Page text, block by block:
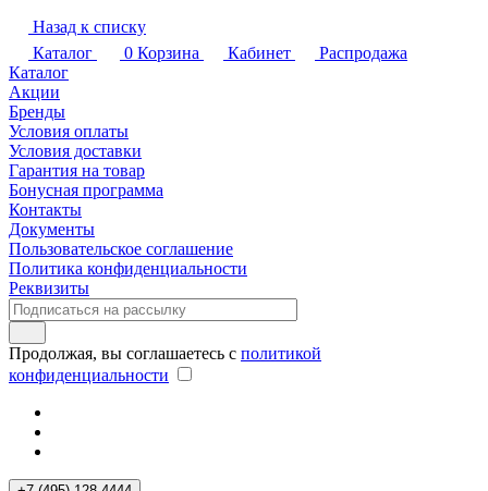
Назад к списку
Каталог
0 Корзина Кабинет
Распродажа
Каталог
Акции
Бренды
Условия оплаты
Условия доставки
Гарантия на товар
Бонусная программа
Контакты
Документы
Пользовательское соглашение
Политика конфиденциальности
Реквизиты
Продолжая, вы соглашаетесь с политикой
конфиденциальности